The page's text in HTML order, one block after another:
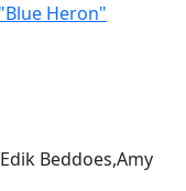
Heron"
Beddoes,Amy